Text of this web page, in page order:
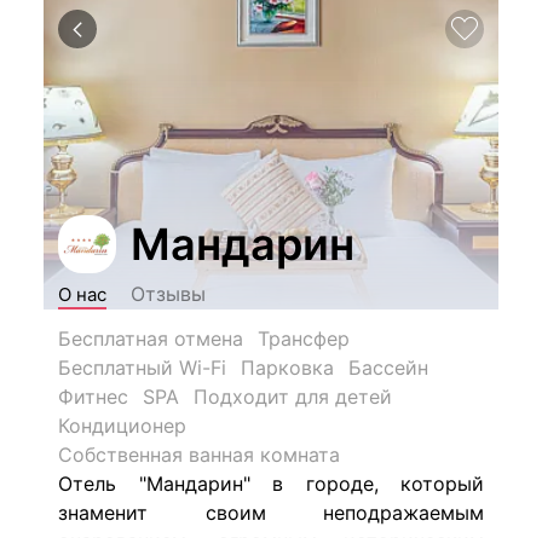
Мандарин
О нас
Отзывы
Бесплатная отмена
Трансфер
Бесплатный Wi-Fi
Парковка
Бассейн
Фитнес
SPA
Подходит для детей
Кондиционер
Собственная ванная комната
Отель "Мандарин" в городе, который
знаменит своим неподражаемым